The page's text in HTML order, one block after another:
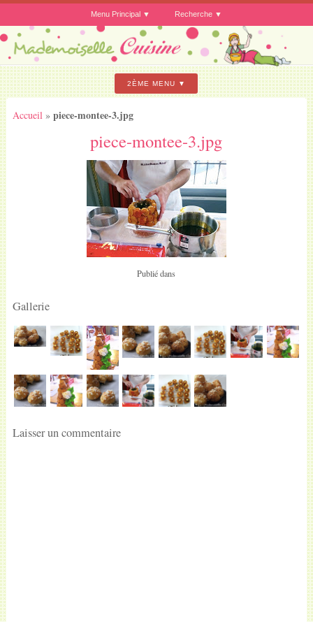
Menu Principal Recherche
2ÈME MENU
Accueil » piece-montee-3.jpg
piece-montee-3.jpg
Publié dans
Gallerie
Laisser un commentaire